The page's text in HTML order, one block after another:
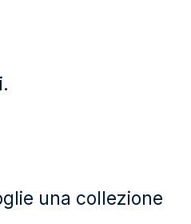
una collezione